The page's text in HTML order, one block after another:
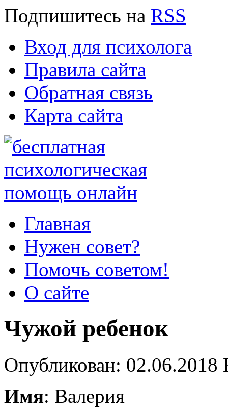
Подпишитесь на RSS
Вход для психолога
Правила сайта
Обратная связь
Карта сайта
Главная
Нужен совет?
Помочь советом!
О сайте
Чужой ребенок
Опубликован:
Имя: Валерия